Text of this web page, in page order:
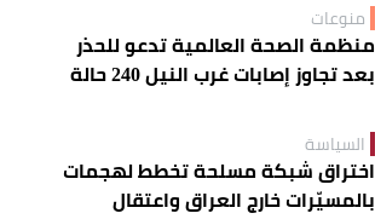
منوعات
منظمة الصحة العالمية تدعو للحذر
بعد تجاوز إصابات غرب النيل 240 حالة
السياسة
اختراق شبكة مسلحة تخطط لهجمات
بالمسيّرات خارج العراق واعتقال